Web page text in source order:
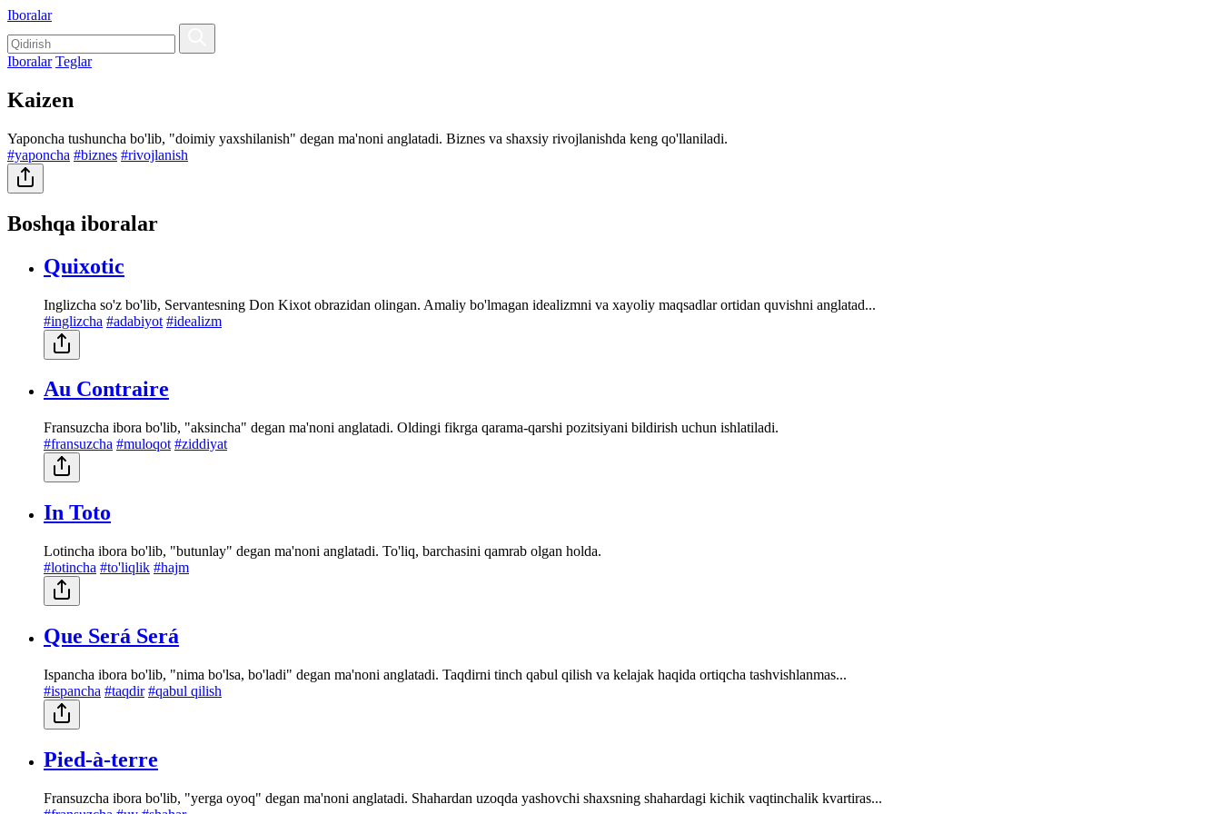
Iboralar
Iboralar Teglar
Kaizen
Yaponcha tushuncha bo'lib, "doimiy yaxshilanish" degan ma'noni anglatadi. Biznes va shaxsiy rivojlanishda keng qo'llaniladi.
#yaponcha #biznes #rivojlanish
Boshqa iboralar
Quixotic
Inglizcha so'z bo'lib, Servantesning Don Kixot obrazidan olingan. Amaliy bo'lmagan idealizmni va xayoliy maqsadlar ortidan quvishni anglatad...
#inglizcha #adabiyot #idealizm
Au Contraire
Fransuzcha ibora bo'lib, "aksincha" degan ma'noni anglatadi. Oldingi fikrga qarama-qarshi pozitsiyani bildirish uchun ishlatiladi.
#fransuzcha #muloqot #ziddiyat
In Toto
Lotincha ibora bo'lib, "butunlay" degan ma'noni anglatadi. To'liq, barchasini qamrab olgan holda.
#lotincha #to'liqlik #hajm
Que Será Será
Ispancha ibora bo'lib, "nima bo'lsa, bo'ladi" degan ma'noni anglatadi. Taqdirni tinch qabul qilish va kelajak haqida ortiqcha tashvishlanmas...
#ispancha #taqdir #qabul qilish
Pied-à-terre
Fransuzcha ibora bo'lib, "yerga oyoq" degan ma'noni anglatadi. Shahardan uzoqda yashovchi shaxsning shahardagi kichik vaqtinchalik kvartiras...